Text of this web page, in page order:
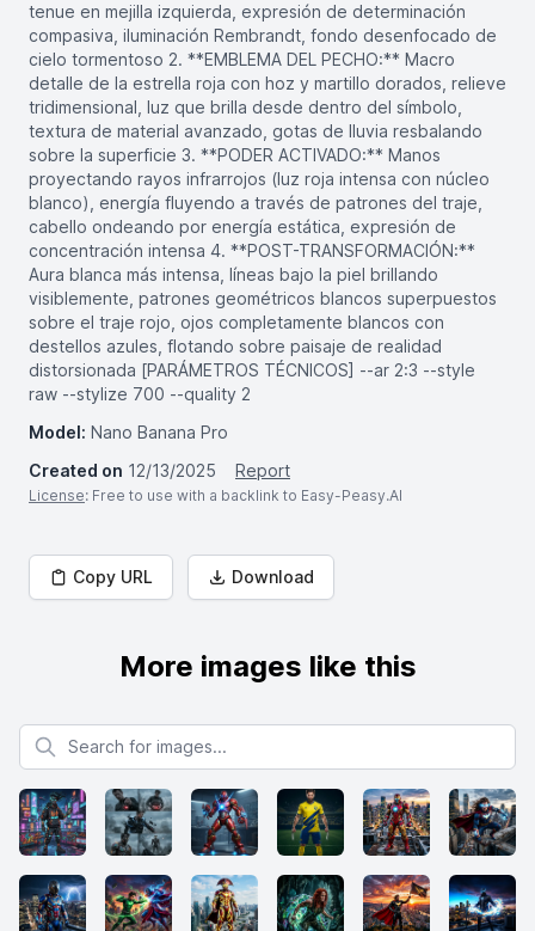
tenue en mejilla izquierda, expresión de determinación
compasiva, iluminación Rembrandt, fondo desenfocado de
cielo tormentoso 2. **EMBLEMA DEL PECHO:** Macro
detalle de la estrella roja con hoz y martillo dorados, relieve
tridimensional, luz que brilla desde dentro del símbolo,
textura de material avanzado, gotas de lluvia resbalando
sobre la superficie 3. **PODER ACTIVADO:** Manos
proyectando rayos infrarrojos (luz roja intensa con núcleo
blanco), energía fluyendo a través de patrones del traje,
cabello ondeando por energía estática, expresión de
concentración intensa 4. **POST-TRANSFORMACIÓN:**
Aura blanca más intensa, líneas bajo la piel brillando
visiblemente, patrones geométricos blancos superpuestos
sobre el traje rojo, ojos completamente blancos con
destellos azules, flotando sobre paisaje de realidad
distorsionada [PARÁMETROS TÉCNICOS] --ar 2:3 --style
raw --stylize 700 --quality 2
Model: Nano Banana Pro
Created on 12/13/2025 Report
License: Free to use with a backlink to Easy-Peasy.AI
Copy URL Download
More images like this
Search for images